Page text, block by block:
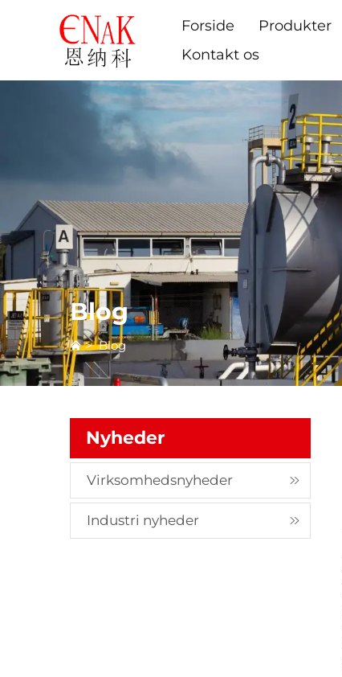
Forside Produkter
Kontakt os
Blog
>Blog
Nyheder
Virksomhedsnyheder
Industri nyheder